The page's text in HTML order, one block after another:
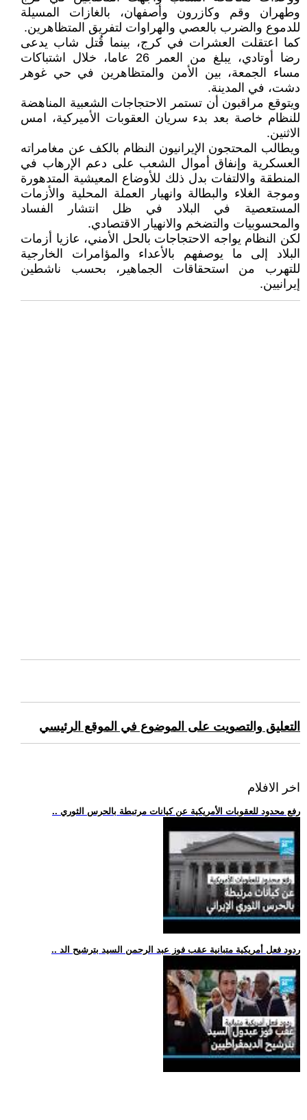
وطهران وقم وكازرون وأصفهان، بالغازات المسيلة
للدموع والضرب بالعصي والهراوات لتفريق المتظاهرين.
كما اعتقلت العشرات في كرج، بينما قُتل شاب يدعى
رضا أوتادي، يبلغ من العمر 26 عاما، خلال اشتباكات
مساء الجمعة، بين الأمن والمتظاهرين في حي غوهر
دشت، في المدينة.
ويتوقع مراقبون أن تستمر الاحتجاجات الشعبية المناهضة
للنظام خاصة بعد بدء سريان العقوبات الأميركية، امس
الاثنين.
ويطالب المحتجون الإيرانيون النظام بالكف عن مغامراته
العسكرية وإنفاق أموال الشعب على دعم الإرهاب في
المنطقة والالتفات بدل ذلك للأوضاع المعيشية المتدهورة
وموجة الغلاء والبطالة وانهيار العملة المحلية والأزمات
المستعصية في البلاد في ظل انتشار الفساد
والمحسوبيات والتضخم والانهيار الاقتصادي.
لكن النظام يواجه الاحتجاجات بالحل الأمني، عازيا أزمات
البلاد إلى ما يوصفهم بالأعداء والمؤامرات الخارجية
للتهرب من استحقاقات الجماهير، بحسب ناشطين
إيرانيين.
التعليق والتصويت على الموضوع في الموقع الرئيسي
اخر الافلام
.. رفع محدود للعقوبات الأمريكية عن كيانات مرتبطة بالحرس الثوري
.. ردود فعل أمريكية متبانية عقب فوز عبد الرحمن السيد بترشيح الد